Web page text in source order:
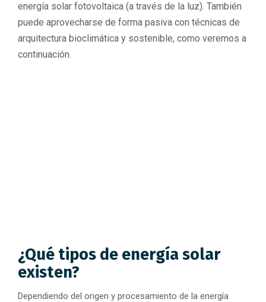
energía solar fotovoltaica (a través de la luz). También
puede aprovecharse de forma pasiva con técnicas de
arquitectura bioclimática y sostenible, como veremos a
continuación.
¿Qué tipos de energía solar
existen?
Dependiendo del origen y procesamiento de la energía